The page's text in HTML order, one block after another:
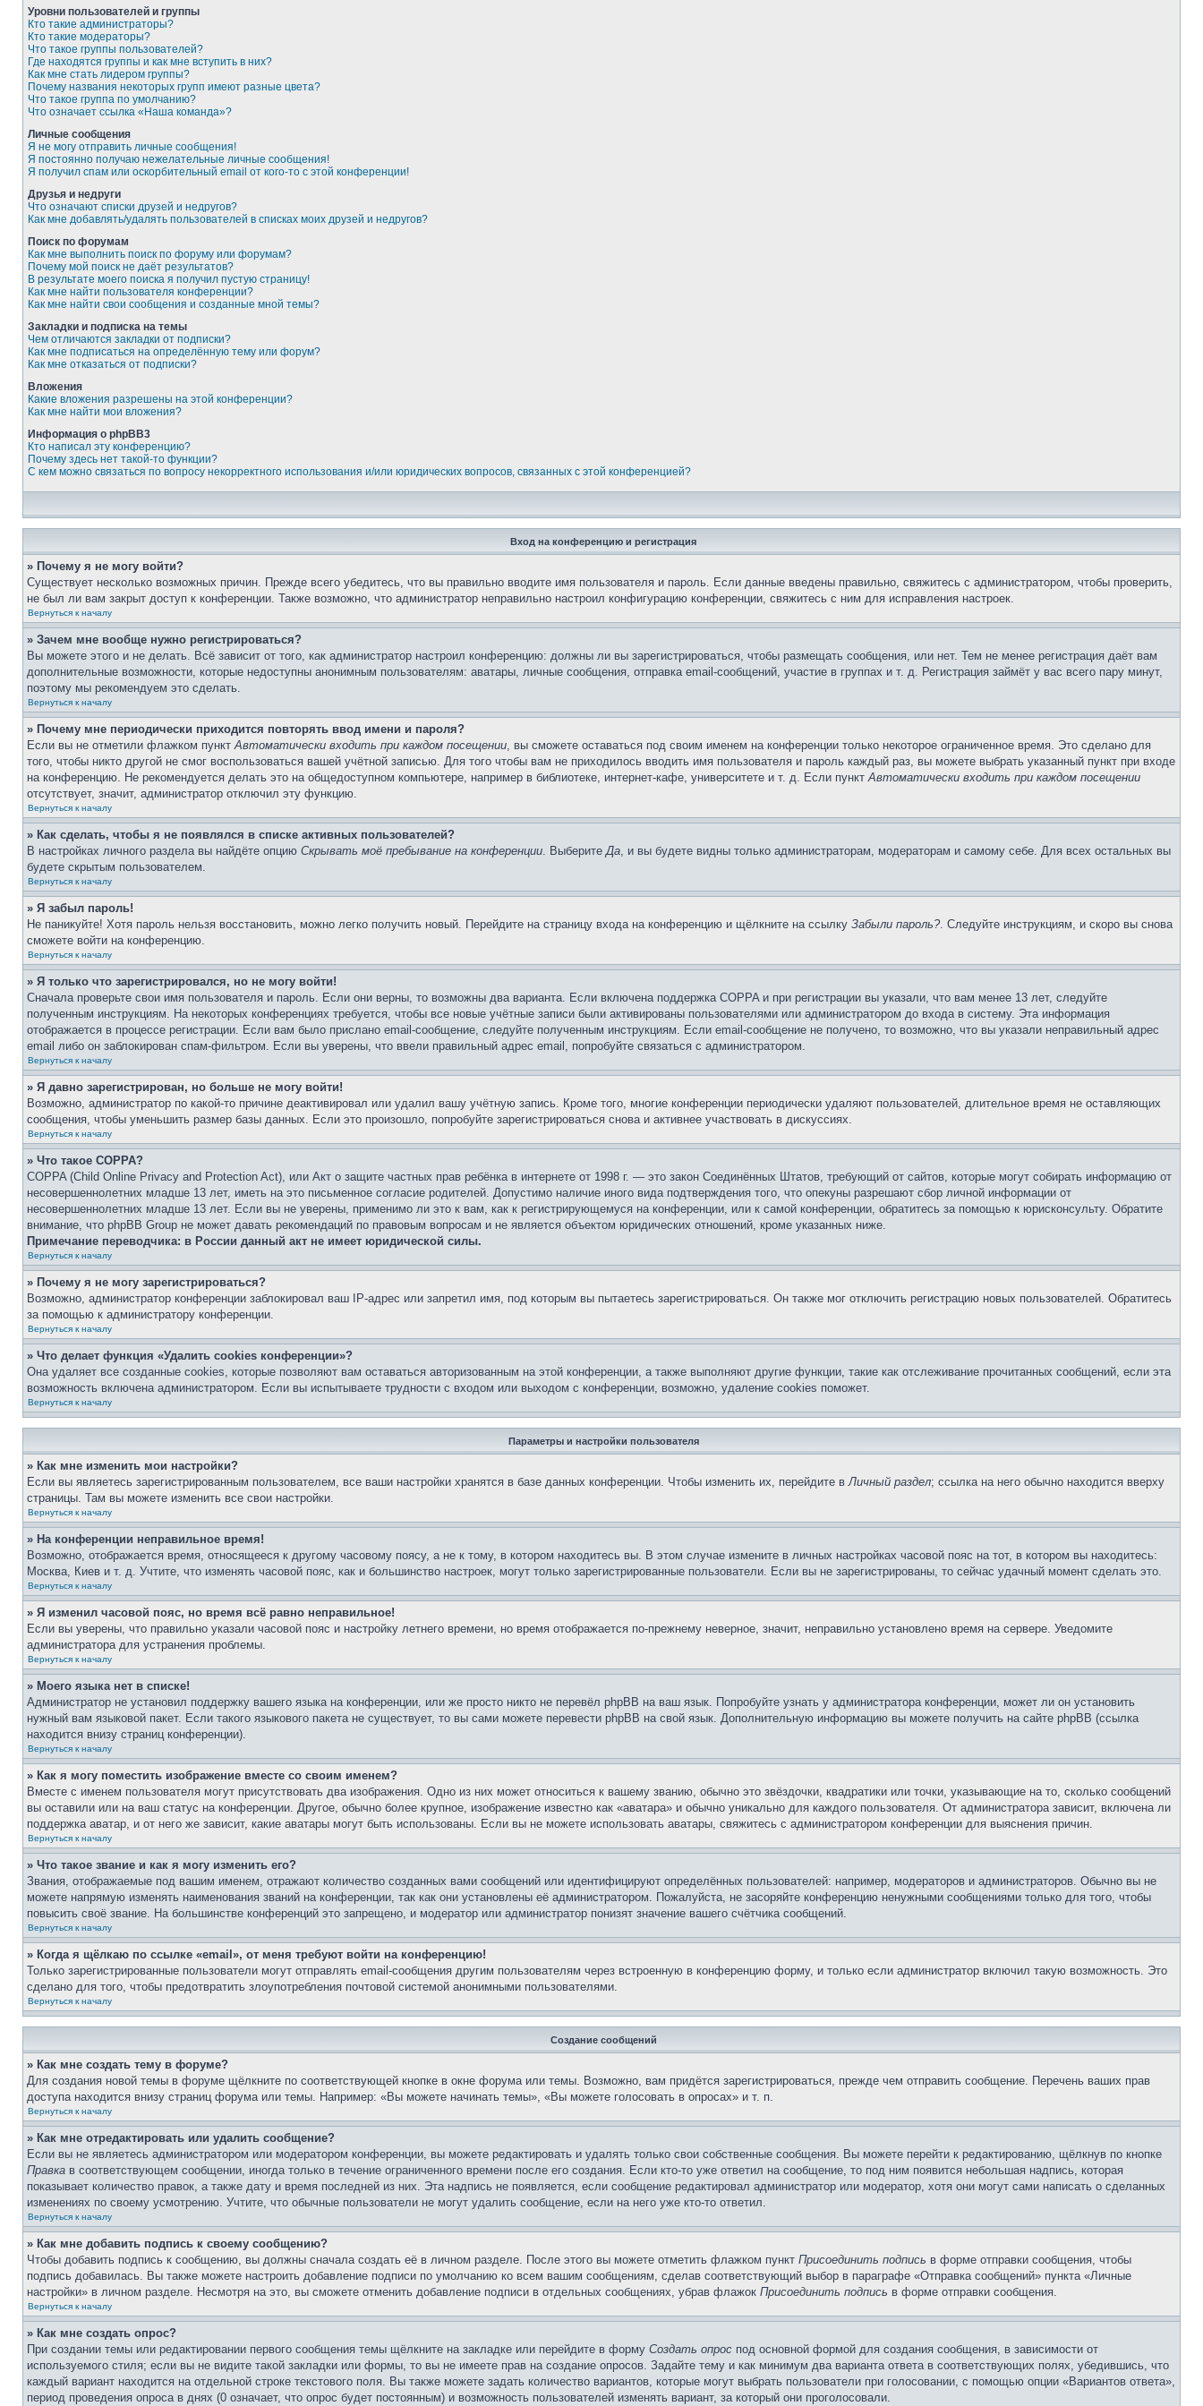
Уровни пользователей и группы
Кто такие администраторы?
Кто такие модераторы?
Что такое группы пользователей?
Где находятся группы и как мне вступить в них?
Как мне стать лидером группы?
Почему названия некоторых групп имеют разные цвета?
Что такое группа по умолчанию?
Что означает ссылка «Наша команда»?
Личные сообщения
Я не могу отправить личные сообщения!
Я постоянно получаю нежелательные личные сообщения!
Я получил спам или оскорбительный email от кого-то с этой конференции!
Друзья и недруги
Что означают списки друзей и недругов?
Как мне добавлять/удалять пользователей в списках моих друзей и недругов?
Поиск по форумам
Как мне выполнить поиск по форуму или форумам?
Почему мой поиск не даёт результатов?
В результате моего поиска я получил пустую страницу!
Как мне найти пользователя конференции?
Как мне найти свои сообщения и созданные мной темы?
Закладки и подписка на темы
Чем отличаются закладки от подписки?
Как мне подписаться на определённую тему или форум?
Как мне отказаться от подписки?
Вложения
Какие вложения разрешены на этой конференции?
Как мне найти мои вложения?
Информация о phpBB3
Кто написал эту конференцию?
Почему здесь нет такой-то функции?
С кем можно связаться по вопросу некорректного использования и/или юридических вопросов, связанных с этой конференцией?
Вход на конференцию и регистрация
» Почему я не могу войти?
Существует несколько возможных причин. Прежде всего убедитесь, что вы правильно вводите имя пользователя и пароль. Если данные введены правильно, свяжитесь с администратором, чтобы проверить,
не был ли вам закрыт доступ к конференции. Также возможно, что администратор неправильно настроил конфигурацию конференции, свяжитесь с ним для исправления настроек.
Вернуться к началу
» Зачем мне вообще нужно регистрироваться?
Вы можете этого и не делать. Всё зависит от того, как администратор настроил конференцию: должны ли вы зарегистрироваться, чтобы размещать сообщения, или нет. Тем не менее регистрация даёт вам
дополнительные возможности, которые недоступны анонимным пользователям: аватары, личные сообщения, отправка email-сообщений, участие в группах и т. д. Регистрация займёт у вас всего пару минут,
поэтому мы рекомендуем это сделать.
Вернуться к началу
» Почему мне периодически приходится повторять ввод имени и пароля?
Если вы не отметили флажком пунктАвтоматически входить при каждом посещении, вы сможете оставаться под своим именем на конференции только некоторое ограниченное время. Это сделано для
того, чтобы никто другой не смог воспользоваться вашей учётной записью. Для того чтобы вам не приходилось вводить имя пользователя и пароль каждый раз, вы можете выбрать указанный пункт при входе
на конференцию. Не рекомендуется делать это на общедоступном компьютере, например в библиотеке, интернет-кафе, университете и т. д. Если пунктАвтоматически входить при каждом посещении
отсутствует, значит, администратор отключил эту функцию.
Вернуться к началу
» Как сделать, чтобы я не появлялся в списке активных пользователей?
В настройках личного раздела вы найдёте опцию Скрывать моё пребывание на конференции. ВыберитеДа, и вы будете видны только администраторам, модераторам и самому себе. Для всех остальных вы
будете скрытым пользователем.
Вернуться к началу
» Я забыл пароль!
Не паникуйте! Хотя пароль нельзя восстановить, можно легко получить новый. Перейдите на страницу входа на конференцию и щёлкните на ссылку Забыли пароль?. Следуйте инструкциям, и скоро вы снова
сможете войти на конференцию.
Вернуться к началу
» Я только что зарегистрировался, но не могу войти!
Сначала проверьте свои имя пользователя и пароль. Если они верны, то возможны два варианта. Если включена поддержка COPPA и при регистрации вы указали, что вам менее 13 лет, следуйте
полученным инструкциям. На некоторых конференциях требуется, чтобы все новые учётные записи были активированы пользователями или администратором до входа в систему. Эта информация
отображается в процессе регистрации. Если вам было прислано email-сообщение, следуйте полученным инструкциям. Если email-сообщение не получено, то возможно, что вы указали неправильный адрес
email либо он заблокирован спам-фильтром. Если вы уверены, что ввели правильный адрес email, попробуйте связаться с администратором.
Вернуться к началу
» Я давно зарегистрирован, но больше не могу войти!
Возможно, администратор по какой-то причине деактивировал или удалил вашу учётную запись. Кроме того, многие конференции периодически удаляют пользователей, длительное время не оставляющих
сообщения, чтобы уменьшить размер базы данных. Если это произошло, попробуйте зарегистрироваться снова и активнее участвовать в дискуссиях.
Вернуться к началу
» Что такое COPPA?
COPPA (Child Online Privacy and Protection Act), или Акт о защите частных прав ребёнка в интернете от 1998 г. — это закон Соединённых Штатов, требующий от сайтов, которые могут собирать информацию от
несовершеннолетних младше 13 лет, иметь на это письменное согласие родителей. Допустимо наличие иного вида подтверждения того, что опекуны разрешают сбор личной информации от
несовершеннолетних младше 13 лет. Если вы не уверены, применимо ли это к вам, как к регистрирующемуся на конференции, или к самой конференции, обратитесь за помощью к юрисконсульту. Обратите
внимание, что phpBB Group не может давать рекомендаций по правовым вопросам и не является объектом юридических отношений, кроме указанных ниже.
Примечание переводчика: в России данный акт не имеет юридической силы.
Вернуться к началу
» Почему я не могу зарегистрироваться?
Возможно, администратор конференции заблокировал ваш IP-адрес или запретил имя, под которым вы пытаетесь зарегистрироваться. Он также мог отключить регистрацию новых пользователей. Обратитесь
за помощью к администратору конференции.
Вернуться к началу
» Что делает функция «Удалить cookies конференции»?
Она удаляет все созданные cookies, которые позволяют вам оставаться авторизованным на этой конференции, а также выполняют другие функции, такие как отслеживание прочитанных сообщений, если эта
возможность включена администратором. Если вы испытываете трудности с входом или выходом с конференции, возможно, удаление cookies поможет.
Вернуться к началу
Параметры и настройки пользователя
» Как мне изменить мои настройки?
Если вы являетесь зарегистрированным пользователем, все ваши настройки хранятся в базе данных конференции. Чтобы изменить их, перейдите вЛичный раздел; ссылка на него обычно находится вверху
страницы. Там вы можете изменить все свои настройки.
Вернуться к началу
» На конференции неправильное время!
Возможно, отображается время, относящееся к другому часовому поясу, а не к тому, в котором находитесь вы. В этом случае измените в личных настройках часовой пояс на тот, в котором вы находитесь:
Москва, Киев и т. д. Учтите, что изменять часовой пояс, как и большинство настроек, могут только зарегистрированные пользователи. Если вы не зарегистрированы, то сейчас удачный момент сделать это.
Вернуться к началу
» Я изменил часовой пояс, но время всё равно неправильное!
Если вы уверены, что правильно указали часовой пояс и настройку летнего времени, но время отображается по-прежнему неверное, значит, неправильно установлено время на сервере. Уведомите
администратора для устранения проблемы.
Вернуться к началу
» Моего языка нет в списке!
Администратор не установил поддержку вашего языка на конференции, или же просто никто не перевёл phpBB на ваш язык. Попробуйте узнать у администратора конференции, может ли он установить
нужный вам языковой пакет. Если такого языкового пакета не существует, то вы сами можете перевести phpBB на свой язык. Дополнительную информацию вы можете получить на сайте phpBB (ссылка
находится внизу страниц конференции).
Вернуться к началу
» Как я могу поместить изображение вместе со своим именем?
Вместе с именем пользователя могут присутствовать два изображения. Одно из них может относиться к вашему званию, обычно это звёздочки, квадратики или точки, указывающие на то, сколько сообщений
вы оставили или на ваш статус на конференции. Другое, обычно более крупное, изображение известно как «аватара» и обычно уникально для каждого пользователя. От администратора зависит, включена ли
поддержка аватар, и от него же зависит, какие аватары могут быть использованы. Если вы не можете использовать аватары, свяжитесь с администратором конференции для выяснения причин.
Вернуться к началу
» Что такое звание и как я могу изменить его?
Звания, отображаемые под вашим именем, отражают количество созданных вами сообщений или идентифицируют определённых пользователей: например, модераторов и администраторов. Обычно вы не
можете напрямую изменять наименования званий на конференции, так как они установлены её администратором. Пожалуйста, не засоряйте конференцию ненужными сообщениями только для того, чтобы
повысить своё звание. На большинстве конференций это запрещено, и модератор или администратор понизят значение вашего счётчика сообщений.
Вернуться к началу
» Когда я щёлкаю по ссылке «email», от меня требуют войти на конференцию!
Только зарегистрированные пользователи могут отправлять email-сообщения другим пользователям через встроенную в конференцию форму, и только если администратор включил такую возможность. Это
сделано для того, чтобы предотвратить злоупотребления почтовой системой анонимными пользователями.
Вернуться к началу
Создание сообщений
» Как мне создать тему в форуме?
Для создания новой темы в форуме щёлкните по соответствующей кнопке в окне форума или темы. Возможно, вам придётся зарегистрироваться, прежде чем отправить сообщение. Перечень ваших прав
доступа находится внизу страниц форума или темы. Например: «Вы можете начинать темы», «Вы можете голосовать в опросах» и т. п.
Вернуться к началу
» Как мне отредактировать или удалить сообщение?
Если вы не являетесь администратором или модератором конференции, вы можете редактировать и удалять только свои собственные сообщения. Вы можете перейти к редактированию, щёлкнув по кнопке
Правка в соответствующем сообщении, иногда только в течение ограниченного времени после его создания. Если кто-то уже ответил на сообщение, то под ним появится небольшая надпись, которая
показывает количество правок, а также дату и время последней из них. Эта надпись не появляется, если сообщение редактировал администратор или модератор, хотя они могут сами написать о сделанных
изменениях по своему усмотрению. Учтите, что обычные пользователи не могут удалить сообщение, если на него уже кто-то ответил.
Вернуться к началу
» Как мне добавить подпись к своему сообщению?
Чтобы добавить подпись к сообщению, вы должны сначала создать её в личном разделе. После этого вы можете отметить флажком пункт Присоединить подпись в форме отправки сообщения, чтобы
подпись добавилась. Вы также можете настроить добавление подписи по умолчанию ко всем вашим сообщениям, сделав соответствующий выбор в параграфе «Отправка сообщений» пункта «Личные
настройки» в личном разделе. Несмотря на это, вы сможете отменить добавление подписи в отдельных сообщениях, убрав флажок Присоединить подпись в форме отправки сообщения.
Вернуться к началу
» Как мне создать опрос?
При создании темы или редактировании первого сообщения темы щёлкните на закладке или перейдите в форму Создать опрос под основной формой для создания сообщения, в зависимости от
используемого стиля; если вы не видите такой закладки или формы, то вы не имеете прав на создание опросов. Задайте тему и как минимум два варианта ответа в соответствующих полях, убедившись, что
каждый вариант находится на отдельной строке текстового поля. Вы также можете задать количество вариантов, которые могут выбрать пользователи при голосовании, с помощью опции «Вариантов ответа»,
период проведения опроса в днях (0 означает, что опрос будет постоянным) и возможность пользователей изменять вариант, за который они проголосовали.